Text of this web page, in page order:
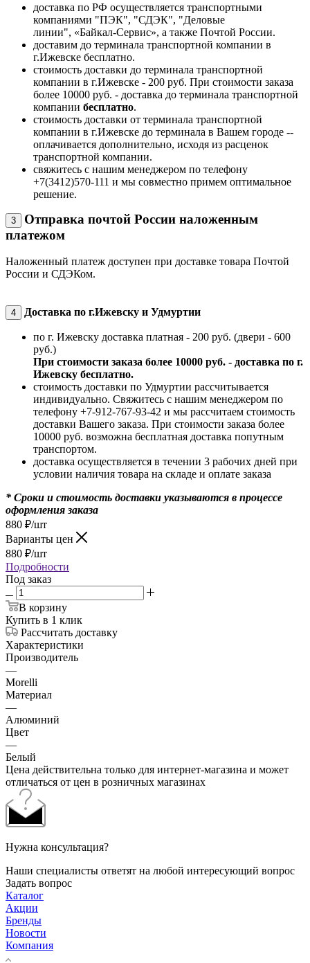
доставка по РФ осуществляется транспортными
компаниями "ПЭК", "СДЭК", "Деловые
линии", «Байкал-Сервис», а также Почтой России.
доставим до терминала транспортной компании в
г.Ижевске бесплатно.
стоимость доставки до терминала транспортной
компании в г.Ижевске - 200 руб. При стоимости заказа
более 10000 руб. - доставка до терминала транспортной
компании бесплатно.
стоимость доставки от терминала транспортной
компании в г.Ижевске до терминала в Вашем городе --
оплачивается дополнительно, исходя из расценок
транспортной компании.
свяжитесь с нашим менеджером по телефону
+7(3412)570-111 и мы совместно примем оптимальное
решение.
3
Отправка почтой России наложенным
платежом
Наложенный платеж доступен при доставке товара Почтой
России и СДЭКом.
4 Доставка по г.Ижевску и Удмуртии
по г. Ижевску доставка платная - 200 руб. (двери - 600
руб.)
При стоимости заказа более 10000 руб. - доставка по г.
Ижевску бесплатно.
стоимость доставки по Удмуртии рассчитывается
индивидуально. Свяжитесь с нашим менеджером по
телефону +7-912-767-93-42 и мы рассчитаем стоимость
доставки Вашего заказа. При стоимости заказа более
10000 руб. возможна бесплатная доставка попутным
транспортом.
доставка осуществляется в течении 3 рабочих дней при
условии наличия товара на складе и оплате заказа
* Сроки и стоимость доставки указываются в процессе
оформления заказа
880 ₽/шт
Варианты цен
880 ₽/шт
Подробности
Под заказ
В корзину
Купить в 1 клик
Рассчитать доставку
Характеристики
Производитель
—
Morelli
Материал
—
Алюминий
Цвет
—
Белый
Цена действительна только для интернет-магазина и может
отличаться от цен в розничных магазинах
Нужна консультация?
Наши специалисты ответят на любой интересующий вопрос
Задать вопрос
Каталог
Акции
Бренды
Новости
Компания